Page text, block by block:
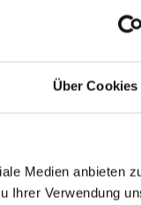
Über Cookies
Medien anbieten
Ihrer Verwendung